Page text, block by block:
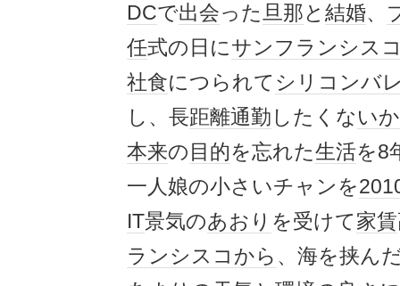
DCで出会った旦那と 結婚、
任式の日にサンフランシス
社食につられて シリコンバ
し、長距離通勤 したくないか
本来の 目的を忘れた生活を8
一人娘の小さいチャンを
IT景気のあおり を受けて家賃
ランシスコ から 、海を挟ん